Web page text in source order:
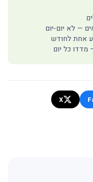
אחת לחודש
כל יום
X